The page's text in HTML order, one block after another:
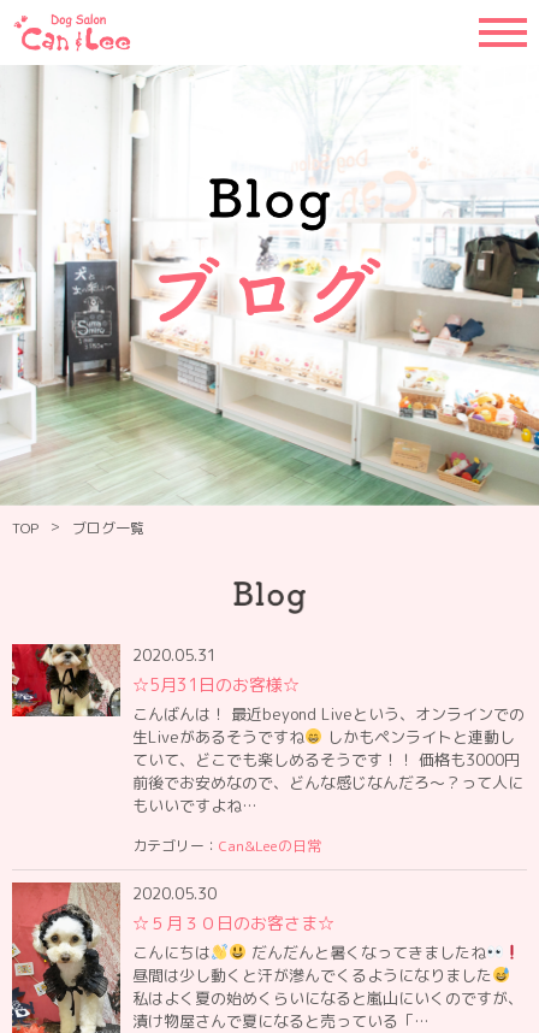
TOP > ブログ一覧
2020.05.31
☆5月31日のお客様☆
こんばんは！ 最近beyond Liveという、オンラインでの
生Liveがあるそうですね
しかもペンライトと連動し
ていて、どこでも楽しめるそうです！！ 価格も3000円
前後でお安めなので、どんな感じなんだろ〜？って人に
もいいですよね…
カテゴリー： Can&Leeの日常
2020.05.30
☆５月３０日のお客さま☆
こんにちは
だんだんと暑くなってきましたね
昼間は少し動くと汗が滲んでくるようになりました
私はよく夏の始めくらいになると嵐山にいくのですが、
漬け物屋さんで夏になると売っている「…